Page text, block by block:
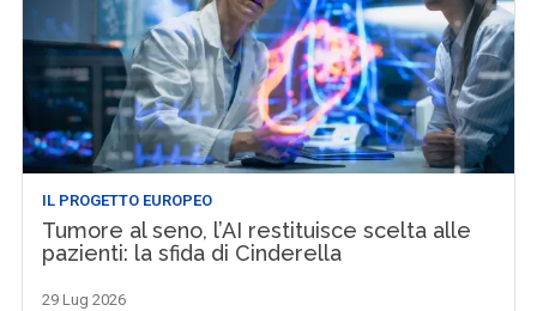
IL PROGETTO EUROPEO
Tumore al seno, l’AI restituisce scelta alle
pazienti: la sfida di Cinderella
29 Lug 2026